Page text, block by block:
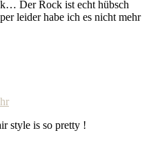
Der Rock ist echt hübsch
leider habe ich es nicht mehr
style is so pretty !